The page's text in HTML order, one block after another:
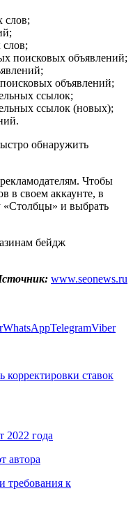
слов;
поисковых объявлений;
объявлений;
ссылок;
ссылок (новых);
обнаружить
Чтобы
в своем аккаунте, в
«Столбцы» и выбрать
бейдж
www.seonews.ru
WhatsAppTelegramViber
корректировки ставок
2022 года
автора
требования к